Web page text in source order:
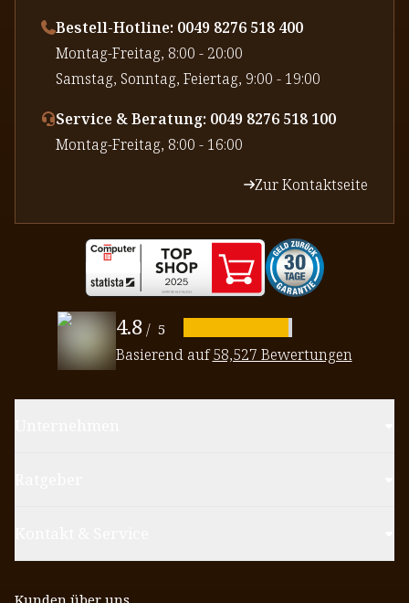
Bestell-Hotline: 0049 8276 518 400
⁠Montag-Freitag, 8:00 - 20:00
⁠Samstag, Sonntag, Feiertag, 9:00 - 19:00
Service & Beratung: 0049 8276 518 100
⁠Montag-Freitag, 8:00 - 16:00
Zur Kontaktseite
4.8 / 5
Basierend auf58,527 Bewertungen
Kunden über uns